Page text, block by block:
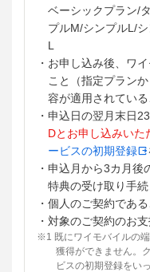
ベーシックプラン/
プルM/シンプルL/
L
・お申し込み後、ワ
こと（指定プラン
容が適用されている
・申込日の翌月末日
Dとお申し込みいた
ービスの初期登録
・申込月から3カ月
特典の受け取り手
・個人のご契約であ
・対象のご契約のお
※1 既にワイモバイルの
獲得ができません。
ビスの初期登録をい